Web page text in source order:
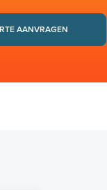
AANVRAGEN